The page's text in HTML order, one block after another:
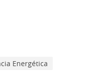
Energética